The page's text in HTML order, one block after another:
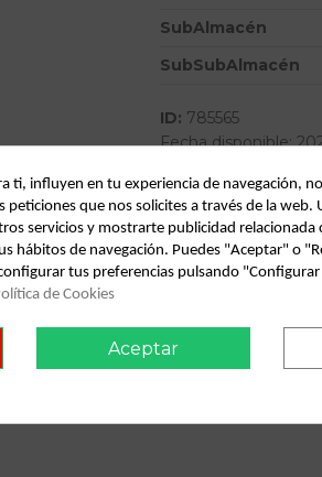
SubAlmacén
SubSubAlmacén
ID: 785565
Fecha disponible:
Descripción
Recambio de luz
0.00 - 0.06
ti, influyen en tu experiencia de navegación,
peticiones que nos solicites a través de la web.
servicios y mostrarte publicidad relacionada
hábitos de navegación. Puedes "Aceptar" o
tus preferencias pulsando
de Cookies
Aceptar